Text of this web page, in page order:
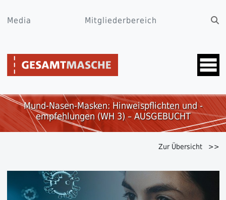
Media Mitgliederbereich
Mund-Nasen-Masken: Hinweispflichten und -
empfehlungen (WH 3) – AUSGEBUCHT
Zur Übersicht >>